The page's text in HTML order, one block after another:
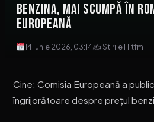
Benzina, mai scumpă în
europeană
14 iunie 2026, 03:14✍ Stirile Hitfm
Cine: Comisia Europeană a
îngrijorătoare despre prețul